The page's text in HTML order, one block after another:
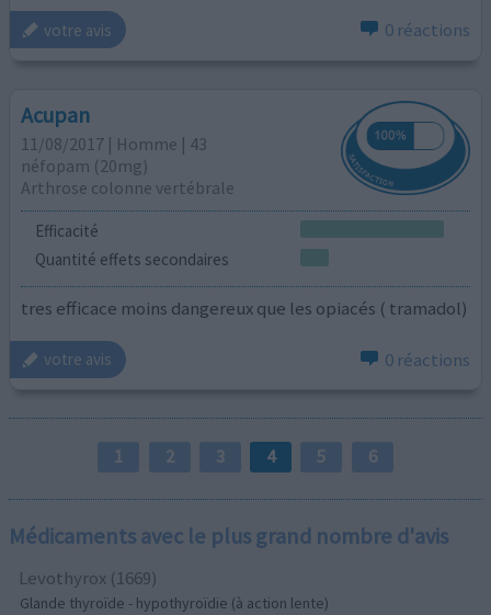
votre avis 0 réactions
Acupan
11/08/2017 | Homme | 43
néfopam (20mg)
Arthrose colonne vertébrale
Efficacité
Quantité effets secondaires
tres efficace moins dangereux que les opiacés ( tramadol)
votre avis 0 réactions
1 2 3 4 5 6
Médicaments avec le plus grand nombre d'avis
Levothyrox (1669)
Glande thyroïde - hypothyroïdie (à action lente)